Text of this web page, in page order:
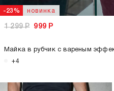
-23% новинка
1 299Р 999 Р
Майка в рубчик с вареным
+4